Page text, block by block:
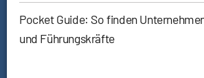
Pocket Guide: So finden
und Führungskräfte